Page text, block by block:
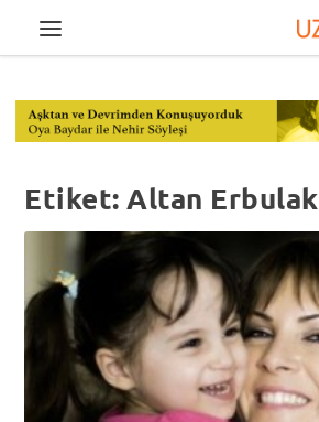
Etiket:Altan Erbulak